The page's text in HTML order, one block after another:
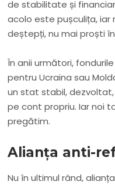
de stabilitate și
acolo este pușculița, iar
deștepți, nu mai proști în
În anii următori,
pentru Ucraina sau
un stat stabil,
pe cont propriu. Iar noi
pregătim.
Alianța anti-
Nu în ultimul rând,